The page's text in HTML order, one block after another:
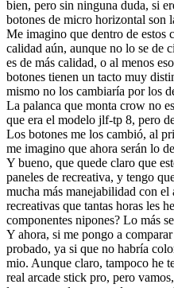
bien, pero sin ninguna duda, si
botones de micro horizontal son
Me imagino que dentro de estos
calidad aún, aunque no lo se de
es de más calidad, o al menos
botones tienen un tacto muy
mismo no los cambiaría por los
La palanca que monta crow no
que era el modelo jlf-tp 8, pero
Los botones me los cambió, al
me imagino que ahora serán lo
Y bueno, que quede claro que
paneles de recreativa, y tengo
mucha más manejabilidad con el
recreativas que tantas horas les
componentes nipones? Lo más
Y ahora, si me pongo a
probado, ya si que no habría
mio. Aunque claro, tampoco he
real arcade stick pro, pero